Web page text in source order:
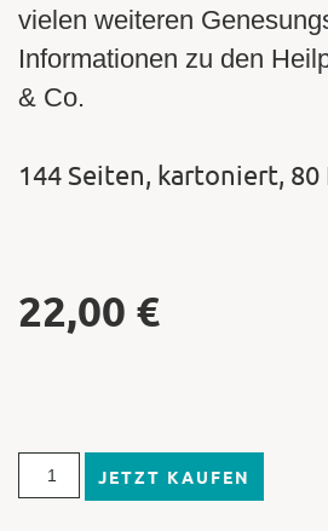
vielen weiteren
Informationen zu den
& Co.
144 Seiten, kartoniert,
22,00 €
JETZT KAUFEN